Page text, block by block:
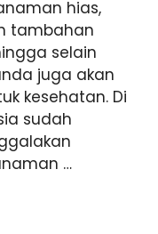
hias,
tambahan
selain
juga akan
kesehatan. Di
sudah
…